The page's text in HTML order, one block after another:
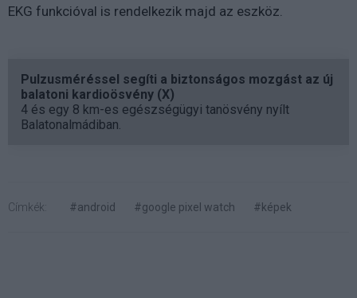
EKG funkcióval is rendelkezik majd az eszköz.
Pulzusméréssel segíti a biztonságos mozgást az új
balatoni kardioösvény (X)
4 és egy 8 km-es egészségügyi tanösvény nyílt
Balatonalmádiban.
Címkék: #android #google pixel watch #képek